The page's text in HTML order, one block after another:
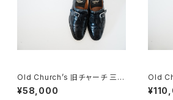
Old Church’s 旧チャーチ 三都
市 Stafford 70F
¥58,000
Old
都市